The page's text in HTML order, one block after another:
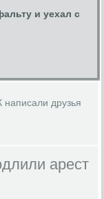
и уехал с
друзья
арест